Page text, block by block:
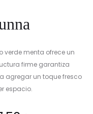
verde menta ofrece un
firme garantiza
agregar un toque fresco
espacio.